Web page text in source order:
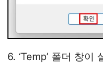
6. ‘Temp’ 폴더 창이